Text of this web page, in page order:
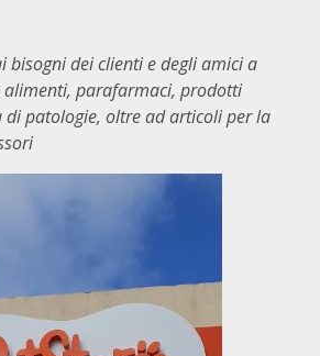
bisogni dei clienti e degli amici a
parafarmaci, prodotti
di patologie, oltre ad articoli per la